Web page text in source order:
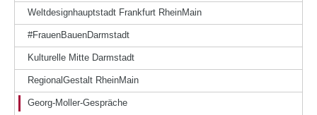
Weltdesignhauptstadt Frankfurt RheinMain
#FrauenBauenDarmstadt
Kulturelle Mitte Darmstadt
RegionalGestalt RheinMain
Georg-Moller-Gespräche